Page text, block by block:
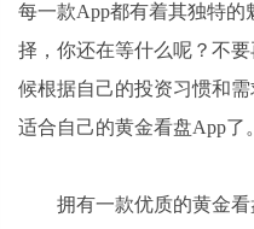
每一款App都有着其独特
择，你还在等什么呢？不
候根据自己的投资习惯和
适合自己的黄金看盘App了。
拥有一款优质的黄金